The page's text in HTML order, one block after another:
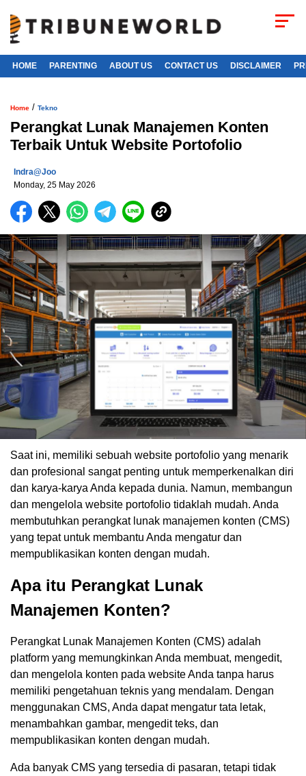
HOME PARENTING ABOUT US CONTACT US DISCLAIMER
Home / Tekno
Perangkat Lunak Manajemen Konten
Terbaik Untuk Website Portofolio
Indra@joo
Monday, 25 May 2026
Saat ini, memiliki sebuah website portofolio yang menarik
dan profesional sangat penting untuk memperkenalkan diri
dan karya-karya Anda kepada dunia. Namun, membangun
dan mengelola website portofolio tidaklah mudah. Anda
membutuhkan perangkat lunak manajemen konten (CMS)
yang tepat untuk membantu Anda mengatur dan
mempublikasikan konten dengan mudah.
Apa itu Perangkat Lunak
Manajemen Konten?
Perangkat Lunak Manajemen Konten (CMS) adalah
platform yang memungkinkan Anda membuat, mengedit,
dan mengelola konten pada website Anda tanpa harus
memiliki pengetahuan teknis yang mendalam. Dengan
menggunakan CMS, Anda dapat mengatur tata letak,
menambahkan gambar, mengedit teks, dan
mempublikasikan konten dengan mudah.
Ada banyak CMS yang tersedia di pasaran, tetapi tidak